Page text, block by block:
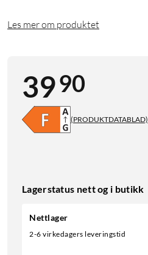
Les mer om produktet
3990
(PRODUKTDATABLAD)
Lagerstatus nett og i butikk
Nettlager
2-6 virkedagers leveringstid